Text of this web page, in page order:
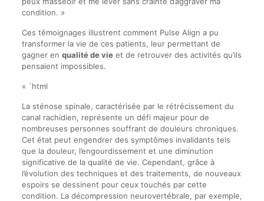
condition. »
Ces témoignages illustrent comment Pulse Align a pu
transformer la vie de ces patients, leur permettant de
gagner en qualité de vieet de retrouver des activités qu’ils
pensaient impossibles.
« `html
La sténose spinale, caractérisée par le rétrécissement du
canal rachidien, représente un défi majeur pour de
nombreuses personnes souffrant de douleurs chroniques.
Cet état peut engendrer des symptômes invalidants tels
que la douleur, l’engourdissement et une diminution
significative de la qualité de vie. Cependant, grâce à
l’évolution des techniques et des traitements, de nouveaux
espoirs se dessinent pour ceux touchés par cette
condition. La décompression neurovertébrale, par exemple,